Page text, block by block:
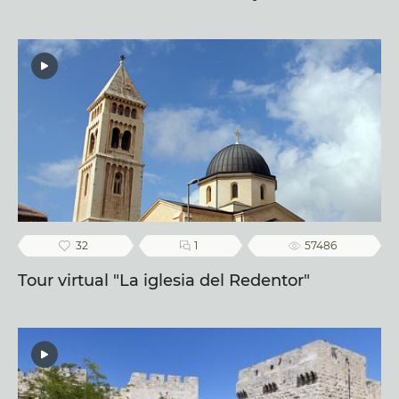
maravillosa leyenda antigua, según la cual después
de la muerte de David en la tierra desapareció la
luz. El hijo del rey Salomón rezó a Dios,
preguntando: “¿Qué hacemos sin luz, qué
hacemos sin el rey David?”. La respuesta que llegó
de los Cielos es la inscripción que está escrita en el
cobertor de terciopelo – y luego volvió la luz a la
de las sinagogas que fueron destruidas durante los
años de Holocausto. La losa tumbal del rey está
adornada con el ornamento tallado en el estilo del
32 1 57486
Tour virtual "La iglesia del Redentor"